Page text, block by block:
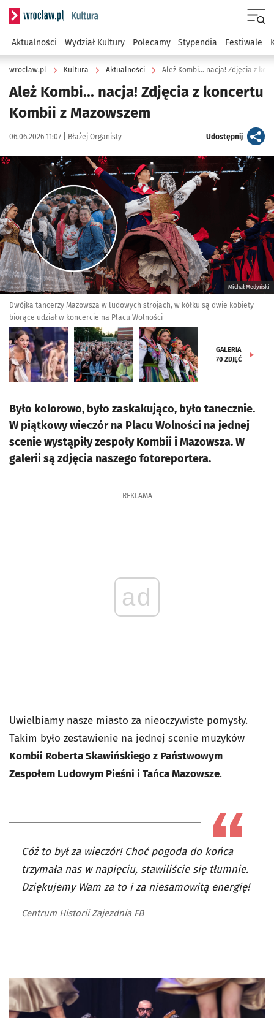
Serwis informacyjny wroclaw.pl podserwis: Kultura
Aktualności Wydział Kultury Polecamy Stypendia Festiwale
wroclaw.pl Kultura Aktualności Ależ Kombi... nacja! Zdjęcia z
Ależ Kombi... nacja! Zdjęcia z koncertu
Kombii z Mazowszem
Data publikacji:
06.06.2026 11:07 | Autor:
Błażej Organisty Udostępnijartykuł
Kliknij, aby zobaczyć galerię
Michał Medyński
Dwójka tancerzy Mazowsza w ludowych strojach, w kółku są dwie kobiety
biorące udział w koncercie na Placu Wolności
GALERIA
70 ZDJĘĆ
Było kolorowo, było zaskakująco, było tanecznie.
W piątkowy wieczór na Placu Wolności na jednej
scenie wystąpiły zespoły Kombii i Mazowsza. W
galerii są zdjęcia naszego fotoreportera.
REKLAMA
ad
Uwielbiamy nasze miasto za nieoczywiste pomysły.
Takim było zestawienie na jednej scenie muzyków
Kombii Roberta Skawińskiego z Państwowym
Zespołem Ludowym Pieśni i Tańca Mazowsze.
Cóż to był za wieczór! Choć pogoda do końca
trzymała nas w napięciu, stawiliście się tłumnie.
Dziękujemy Wam za to i za niesamowitą energię!
Centrum Historii Zajezdnia FB